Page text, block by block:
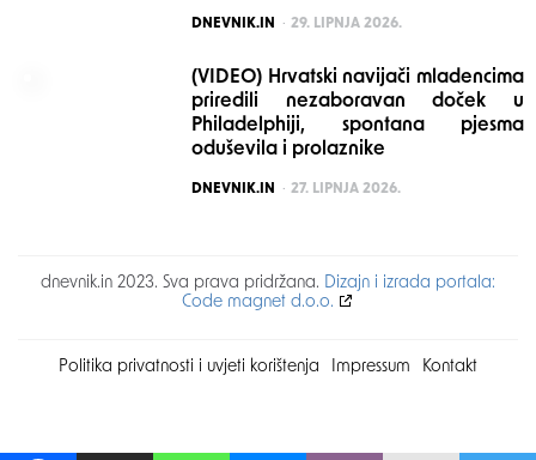
POSTED
DNEVNIK.IN 29. LIPNJA 2026.
(VIDEO) Hrvatski navijači mladencima
priredili nezaboravan doček u
Philadelphiji, spontana pjesma
oduševila i prolaznike
POSTED
DNEVNIK.IN 27. LIPNJA 2026.
dnevnik.in 2023. Sva prava pridržana. Dizajn i izrada portala:
Code magnet d.o.o.
Politika privatnosti i uvjeti korištenja Impressum Kontakt